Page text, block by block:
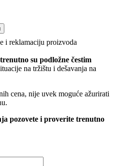
su podložne čestim
na tržištu i dešavanja na
cena, nije uvek moguće ažurirati
pozovete i proverite trenutno